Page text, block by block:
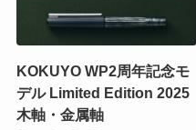
KOKUYO WP2周年記念モ
デル Limited Edition 2025
木軸・金属軸